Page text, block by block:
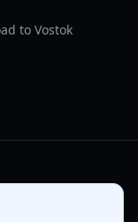
to Vostok